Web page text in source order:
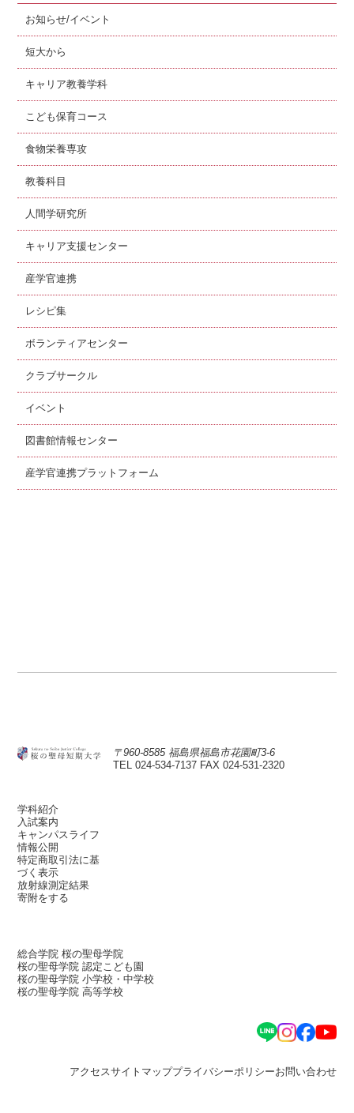
お知らせ/イベント
短大から
キャリア教養学科
こども保育コース
食物栄養専攻
教養科目
人間学研究所
キャリア支援センター
産学官連携
レシピ集
ボランティアセンター
クラブサークル
イベント
図書館情報センター
産学官連携プラットフォーム
〒960-8585 福島県福島市花園町3-6
TEL 024-534-7137 FAX 024-531-2320
学科紹介
入試案内
キャンパスライフ
情報公開
特定商取引法に基
づく表示
放射線測定結果
寄附をする
総合学院 桜の聖母学院
桜の聖母学院 認定こども園
桜の聖母学院 小学校・中学校
桜の聖母学院 高等学校
アクセスサイトマッププライバシーポリシーお問い合わせ